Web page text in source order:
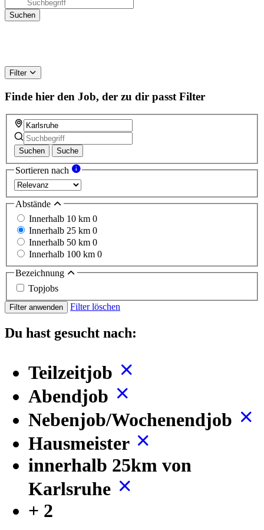
Filter
Finde hier den Job, der zu dir passt Filter
Suchen Suche
Sortieren nach
Abstände
Innerhalb 10 km 0
Innerhalb 25 km 0
Innerhalb 50 km 0
Innerhalb 100 km 0
Bezeichnung
Topjobs
Filter anwenden Filter löschen
Du hast gesucht nach:
Teilzeitjob
Abendjob
Nebenjob/Wochenendjob
Hausmeister
innerhalb 25km von
Karlsruhe
+ 2